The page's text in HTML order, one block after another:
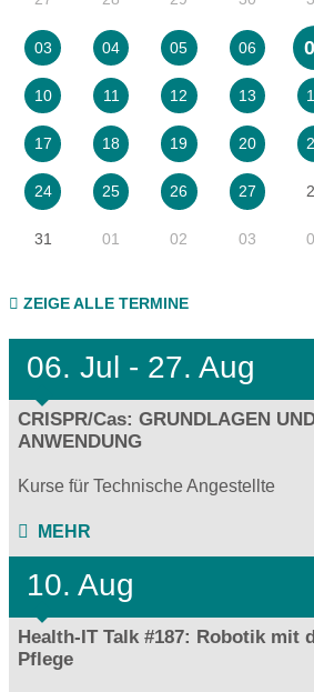
03 04 05 06
10 11 12 13
17 18 19 20
24 25 26 27
31 01 02 03
ZEIGE ALLE TERMINE
06. Jul - 27. Aug
CRISPR/Cas: GRUNDLAGEN
ANWENDUNG
Kurse für Technische Angestellte
MEHR
10. Aug
Health-IT Talk #187: Robotik mit
Pflege